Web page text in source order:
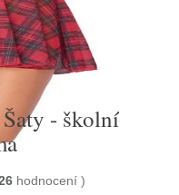
- školní
hodnocení )